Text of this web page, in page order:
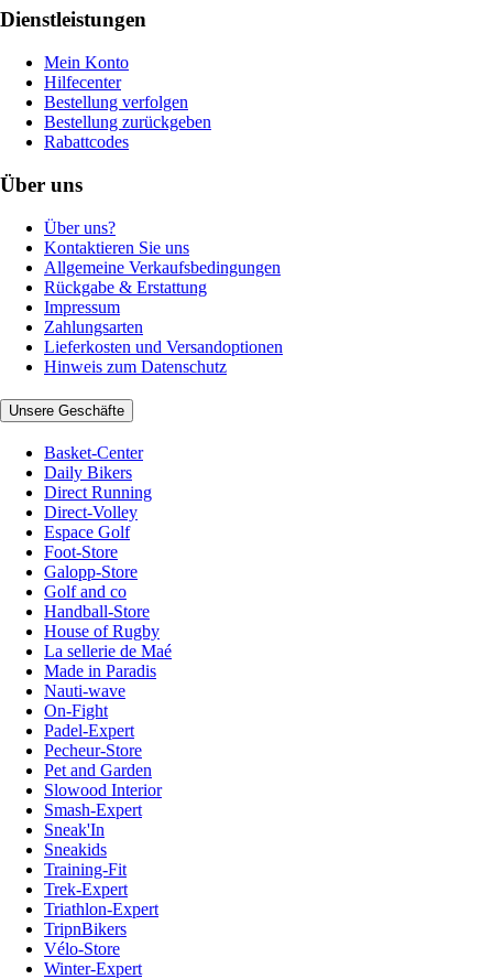
Dienstleistungen
Mein Konto
Hilfecenter
Bestellung verfolgen
Bestellung zurückgeben
Rabattcodes
Über uns
Über uns?
Kontaktieren Sie uns
Allgemeine Verkaufsbedingungen
Rückgabe & Erstattung
Impressum
Zahlungsarten
Lieferkosten und Versandoptionen
Hinweis zum Datenschutz
Unsere Geschäfte
Basket-Center
Daily Bikers
Direct Running
Direct-Volley
Espace Golf
Foot-Store
Galopp-Store
Golf and co
Handball-Store
House of Rugby
La sellerie de Maé
Made in Paradis
Nauti-wave
On-Fight
Padel-Expert
Pecheur-Store
Pet and Garden
Slowood Interior
Smash-Expert
Sneak'In
Sneakids
Training-Fit
Trek-Expert
Triathlon-Expert
TripnBikers
Vélo-Store
Winter-Expert